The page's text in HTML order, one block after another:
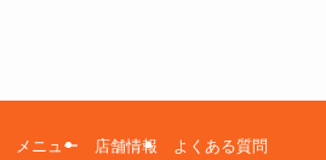
メニュー 店舗情報 よくある質問